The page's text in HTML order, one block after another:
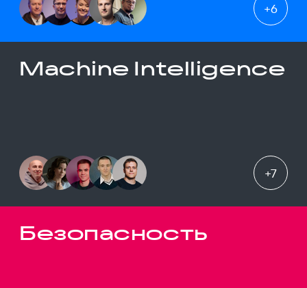
+6
Machine Intelligence
+7
Безопасность